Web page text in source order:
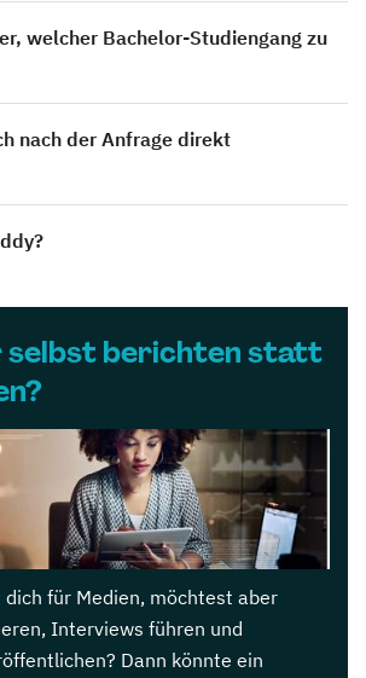
welcher Bachelor-Studiengang zu
nach der Anfrage direkt
selbst berichten statt
für Medien, möchtest aber
Interviews führen und
Dann könnte ein